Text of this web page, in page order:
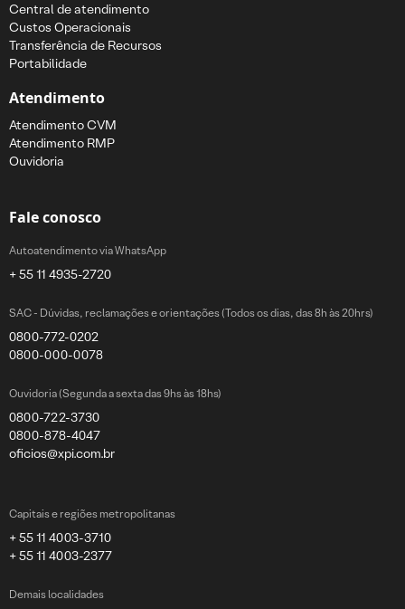
Central de atendimento
Custos Operacionais
Transferência de Recursos
Portabilidade
Atendimento
Atendimento CVM
Atendimento RMP
Ouvidoria
Fale conosco
Autoatendimento via WhatsApp
+ 55 11 4935-2720
SAC - Dúvidas, reclamações e orientações (Todos os dias, das 8h às 20hrs)
0800-772-0202
0800-000-0078
Ouvidoria (Segunda a sexta das 9hs às 18hs)
0800-722-3730
0800-878-4047
oficios@xpi.com.br
Capitais e regiões metropolitanas
+ 55 11 4003-3710
+ 55 11 4003-2377
Demais localidades